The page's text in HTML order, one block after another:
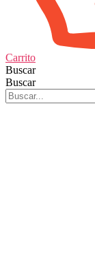
Carrito
Buscar
Buscar